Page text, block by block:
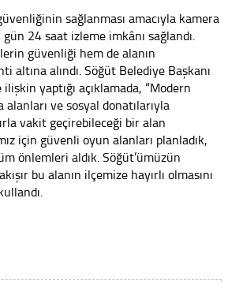
sağlanması amacıyla kamera
24 saat izleme imkânı sağlandı.
güvenliği hem de alanın
altına alındı. Söğüt Belediye Başkanı
yaptığı açıklamada, “Modern
alanları ve sosyal donatılarıyla
vakit geçirebileceği bir alan
için güvenli oyun alanları planladık,
önlemleri aldık. Söğüt’ümüzün
bu alanın ilçemize hayırlı olmasını